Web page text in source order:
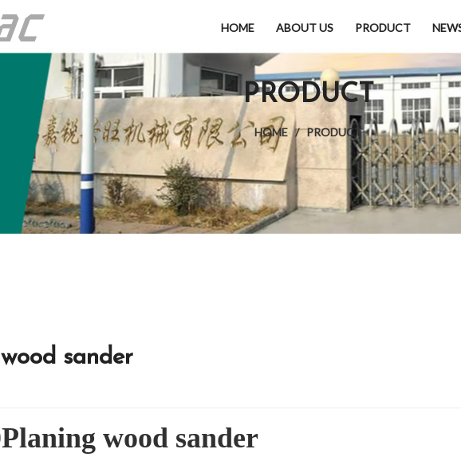
HOME ABOUT US PRODUCT
PRODUCT
HOME / PRODUCT
sander
wood sander